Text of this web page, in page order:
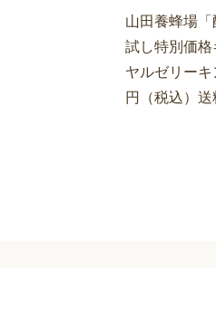
山田養蜂場
試し特別価
ヤルゼリー
円（税込）